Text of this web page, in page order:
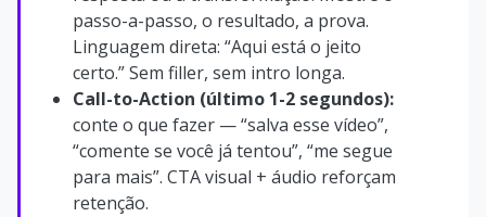
passo-a-passo, o resultado, a prova.
Linguagem direta: “Aqui está o jeito
certo.” Sem filler, sem intro longa.
Call-to-Action (último 1-2 segundos):
conte o que fazer — “salva esse vídeo”,
“comente se você já tentou”, “me segue
para mais”. CTA visual + áudio reforçam
retenção.